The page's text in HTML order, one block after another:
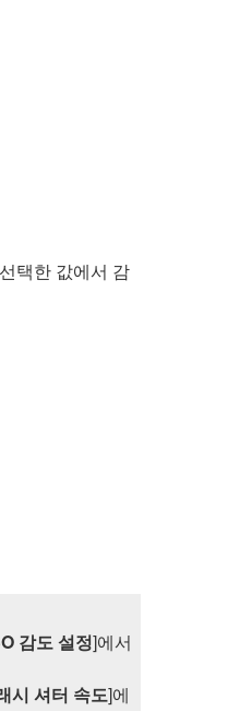
택한 값에서 감
감도 설정]에서
시 셔터 속도]에